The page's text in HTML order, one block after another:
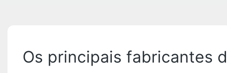
Os principais fabricantes